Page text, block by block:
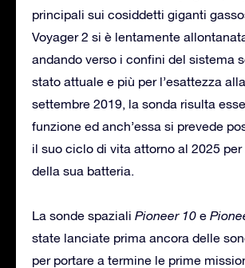
principali sui cosiddetti giganti
Voyager 2 si è lentamente
andando verso i confini del sistema
stato attuale e più per l’esattezza
settembre 2019, la sonda risulta
funzione ed anch’essa si prevede
il suo ciclo di vita attorno al 2025
della sua batteria.
La sonde spaziali Pioneer 10 e
state lanciate prima ancora delle
per portare a termine le prime